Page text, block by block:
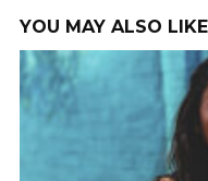
YOU MAY ALSO LIKE